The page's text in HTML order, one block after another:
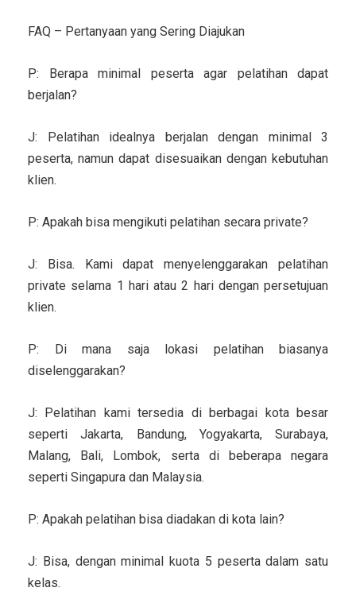
FAQ – Pertanyaan yang Sering Diajukan
P: Berapa minimal peserta agar pelatihan dapat
berjalan?
J: Pelatihan idealnya berjalan dengan minimal 3
peserta, namun dapat disesuaikan dengan kebutuhan
klien.
P: Apakah bisa mengikuti pelatihan secara private?
J: Bisa. Kami dapat menyelenggarakan pelatihan
private selama 1 hari atau 2 hari dengan persetujuan
klien.
P: Di mana saja lokasi pelatihan biasanya
diselenggarakan?
J: Pelatihan kami tersedia di berbagai kota besar
seperti Jakarta, Bandung, Yogyakarta, Surabaya,
Malang, Bali, Lombok, serta di beberapa negara
seperti Singapura dan Malaysia.
P: Apakah pelatihan bisa diadakan di kota lain?
J: Bisa, dengan minimal kuota 5 peserta dalam satu
kelas.